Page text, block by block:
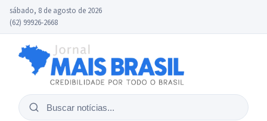
sábado, 8 de agosto de 2026
(62) 99926-2668
Buscar